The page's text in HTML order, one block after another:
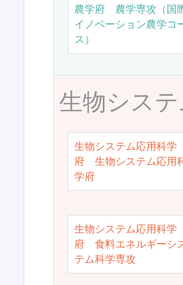
農学府 農学専攻（国
イノベーション農学コ
ス）
生物シス
生物システム応用科学
府 生物システム応用
学府
生物システム応用科学
府 食料エネルギーシ
テム科学専攻